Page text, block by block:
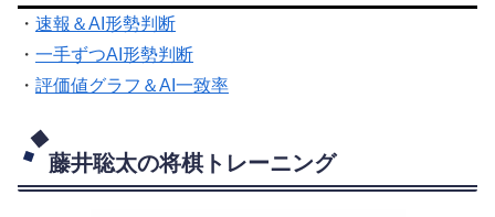
・ 速報＆AI形勢判断
・ 一手ずつAI形勢判断
・ 評価値グラフ＆AI一致率
藤井聡太の将棋トレーニング